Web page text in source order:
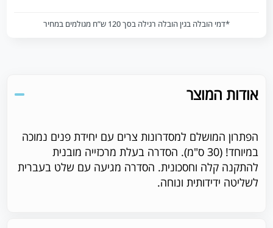
*דמי הובלה בגין הובלה רגילה בסך 120 ש”ח מגולמים במחיר
אודות המוצר
הפתרון המושלם למסדרונות צרים עם יחידת פנים נמוכה
במיוחד! (30 ס"מ). הסדרה בעלת מרכזייה מובנית
להתקנה קלה וחסכונית. הסדרה מגיעה עם שלט בעברית
לשליטה ידידותית ונוחה.